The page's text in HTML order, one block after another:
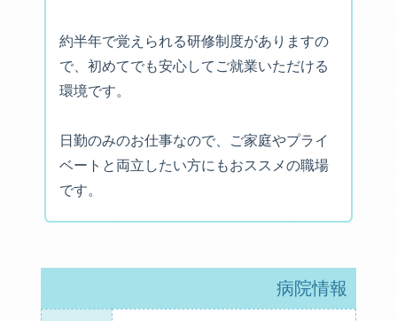
約半年で覚えられる研修制度がありますの
で、初めてでも安心してご就業いただける
環境です。
日勤のみのお仕事なので、ご家庭やプライ
ベートと両立したい方にもおススメの職場
です。
病院情報